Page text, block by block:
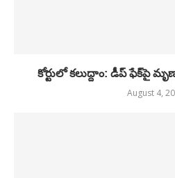
కోర్టులో కలుద్దాం: డీప్ ఫేక్‌పై
August 4,